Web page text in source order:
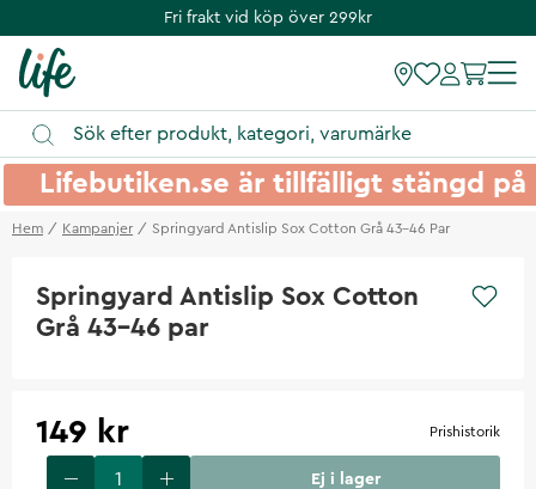
Fri frakt vid köp över 299kr
Lifebutiken.se är tillfälligt stängd
Hem Kampanjer Springyard Antislip Sox Cotton Grå 43-46 Par
Springyard Antislip Sox Cotton
Grå 43-46 par
149 kr Prishistorik
Ej i lager